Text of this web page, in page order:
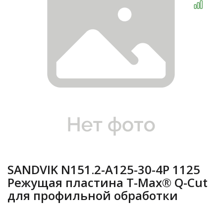
SANDVIK N151.2-A125-30-4P 1125
Режущая пластина T-Max® Q-Cut
для профильной обработки